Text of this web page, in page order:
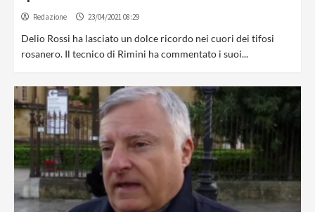
Redazione 23/04/2021 08:29
Delio Rossi ha lasciato un dolce ricordo nei cuori dei tifosi
rosanero. Il tecnico di Rimini ha commentato i suoi...